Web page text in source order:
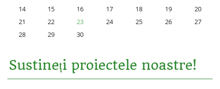
14
15 16 17 18 19
20
21
22 23 24 25 26
27
28
29 30
Sustineți proiectele noastre!